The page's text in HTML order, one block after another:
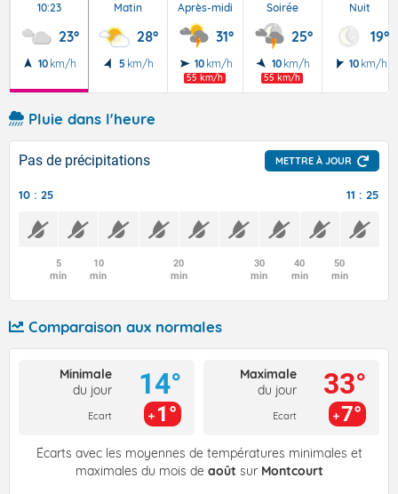
10:23
23°
10 km/h
Matin
28°
5 km/h
Après-midi
31°
10 km/h
55 km/h
Soirée
25°
10 km/h
55 km/h
Nuit
19°
10 km/h
Pluie dans l'heure
Pas de précipitations METTRE À JOUR
10 : 25 11 : 25
5
min
10
min
20
min
30
min
40
min
50
min
Comparaison aux normales
Minimale
du jour
Ecart
14°
1°
Maximale
du jour
Ecart
33°
7°
Écarts avec les moyennes de températures minimales et
maximales du mois de août sur Montcourt